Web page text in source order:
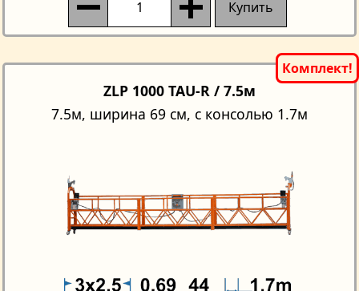
Купить
ZLP 1000 TAU-R / 7.5м
7.5м, ширина 69 см, с консолью 1.7м